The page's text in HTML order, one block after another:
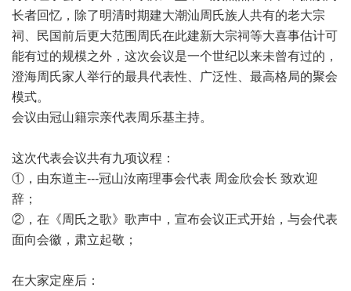
长者回忆，除了明清时期建大潮汕周氏族人共有的老大宗
祠、民国前后更大范围周氏在此建新大宗祠等大喜事估计可
能有过的规模之外，这次会议是一个世纪以来未曾有过的，
澄海周氏家人举行的最具代表性、广泛性、最高格局的聚会
模式。
会议由冠山籍宗亲代表周乐基主持。
这次代表会议共有九项议程：
①，由东道主---冠山汝南理事会代表 周金欣会长 致欢迎
辞；
②，在《周氏之歌》歌声中，宣布会议正式开始，与会代表
面向会徽，肃立起敬；
在大家定座后：